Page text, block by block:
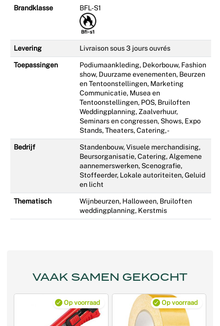
Brandklasse BFL-S1
Levering Livraison sous 3 jours ouvrés
Toepassingen
Podiumaankleding, Dekorbouw, Fashion
show, Duurzame evenementen, Beurzen
en Tentoonstellingen, Marketing
Communicatie, Musea en
Tentoonstellingen, POS, Bruiloften
Weddingplanning, Zaalverhuur,
Seminars en congressen, Shows, Expo
Stands, Theaters, Catering, -
Bedrijf
Standenbouw, Visuele merchandising,
Beursorganisatie, Catering, Algemene
aannemerswerken, Scenografie,
Stoffeerder, Lokale autoriteiten, Geluid
en licht
Thematisch
Wijnbeurzen, Halloween, Bruiloften
weddingplanning, Kerstmis
VAAK SAMEN GEKOCHT
Op voorraad Op voorraad